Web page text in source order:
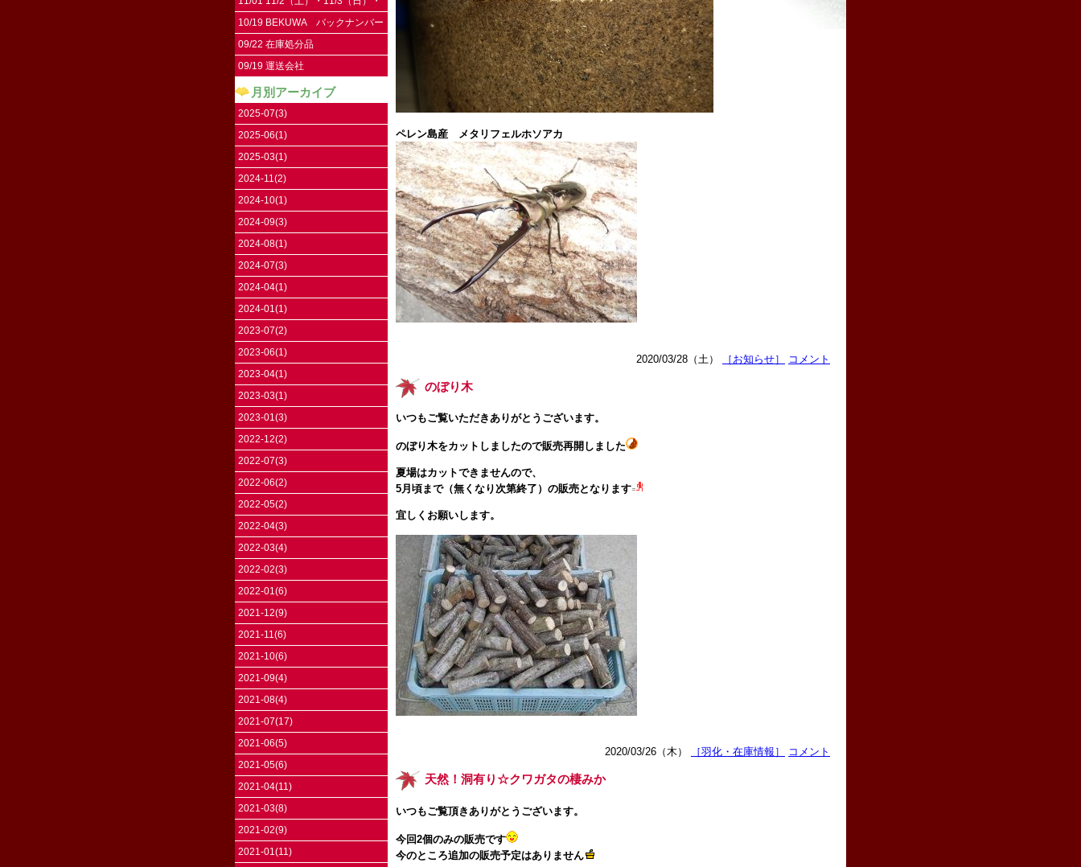
11/4（祝）はお休みです。
10/19 BEKUWA バックナンバー
09/22 在庫処分品
09/19 運送会社
月別アーカイブ
2025-07(3)
2025-06(1)
2025-03(1)
2024-11(2)
2024-10(1)
2024-09(3)
2024-08(1)
2024-07(3)
2024-04(1)
2024-01(1)
2023-07(2)
2023-06(1)
2023-04(1)
2023-03(1)
2023-01(3)
2022-12(2)
2022-07(3)
2022-06(2)
2022-05(2)
2022-04(3)
2022-03(4)
2022-02(3)
2022-01(6)
2021-12(9)
2021-11(6)
2021-10(6)
2021-09(4)
2021-08(4)
2021-07(17)
2021-06(5)
2021-05(6)
2021-04(11)
2021-03(8)
2021-02(9)
2021-01(11)
ペレン島産 メタリフェルホソアカ
2020/03/28（土） ［お知らせ］ コメント
のぼり木
いつもご覧いただきありがとうございます。
のぼり木をカットしましたので販売再開しました
夏場はカットできませんので、
5月頃まで（無くなり次第終了）の販売となります
宜しくお願いします。
2020/03/26（木） ［羽化・在庫情報］ コメント
天然！洞有り☆クワガタの棲みか
いつもご覧頂きありがとうございます。
今回2個のみの販売です
今のところ追加の販売予定はありません